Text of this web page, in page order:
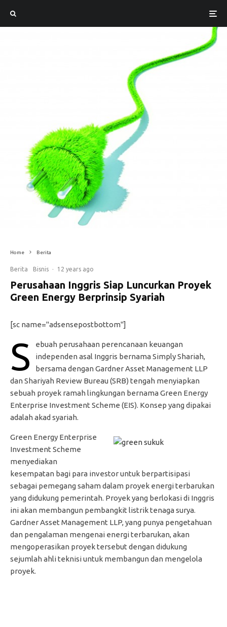
Home Berita
Berita Bisnis · 12 years ago
Perusahaan Inggris Siap Luncurkan Proyek
Green Energy Berprinsip Syariah
[sc name="adsensepostbottom"]
S
ebuah perusahaan perencanaan keuangan
independen asal Inggris bernama Simply Shariah,
bersama dengan Gardner Asset Management LLP
dan Shariyah Review Bureau (SRB) tengah menyiapkan
sebuah proyek ramah lingkungan bernama Green Energy
Enterprise Investment Scheme (EIS). Konsep yang dipakai
adalah akad syariah.
Green Energy Enterprise
Investment Scheme
menyediakan
kesempatan bagi para investor untuk berpartisipasi
sebagai pemegang saham dalam proyek energi terbarukan
yang didukung pemerintah. Proyek yang berlokasi di Inggris
ini akan membangun pembangkit listrik tenaga surya.
Gardner Asset Management LLP, yang punya pengetahuan
dan pengalaman mengenai energi terbarukan, akan
mengoperasikan proyek tersebut dengan didukung
sejumlah ahli teknisi untuk membangun dan mengelola
proyek.